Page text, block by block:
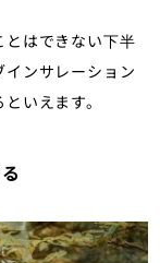
はできない下半
ンサレーション
いえます。